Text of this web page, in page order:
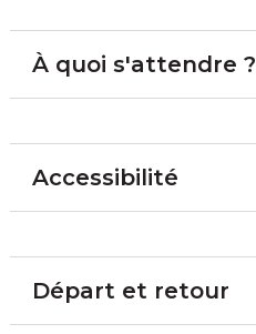
À quoi s'attendre ?
Accessibilité
Départ et retour